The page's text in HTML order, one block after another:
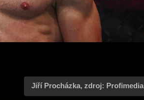
Jiří Procházka, zdroj: Profimedia